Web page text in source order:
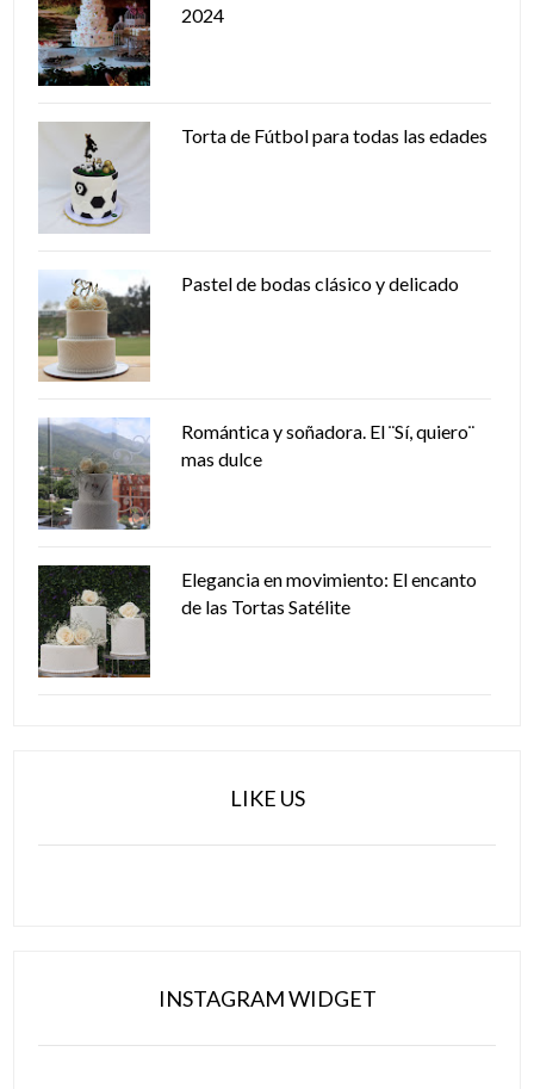
2024
Torta de Fútbol para todas las edades
Pastel de bodas clásico y delicado
Romántica y soñadora. El ¨Sí, quiero¨
mas dulce
Elegancia en movimiento: El encanto
de las Tortas Satélite
LIKE US
INSTAGRAM WIDGET